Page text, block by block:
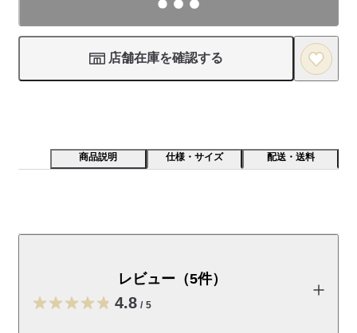
店舗在庫を確認する
商品説明 仕様・サイズ 配送・送料
【こちらもおすすめ】
同素材の「カーディガン 」・「
レビュー（5件）
4.8 / 5